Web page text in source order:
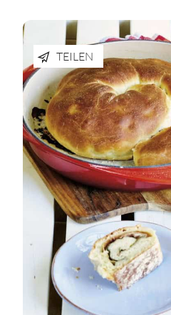
TEILEN